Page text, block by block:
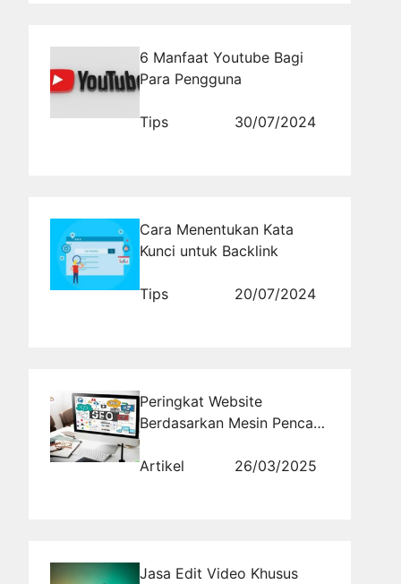
6 Manfaat Youtube Bagi
Para Pengguna
Tips 30/07/2024
Cara Menentukan Kata
Kunci untuk Backlink
Tips 20/07/2024
Peringkat Website
Berdasarkan Mesin Pencari:
Dampak Google Core
Artikel 26/03/2025
Jasa Edit Video Khusus